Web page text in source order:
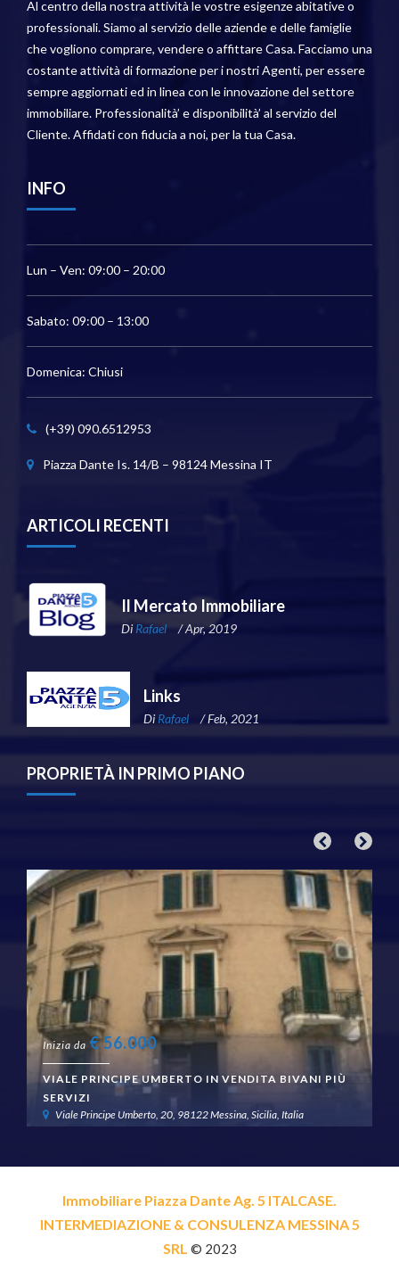
Al centro della nostra attività le vostre esigenze abitative o
professionali. Siamo al servizio delle aziende e delle famiglie
che vogliono comprare, vendere o affittare Casa. Facciamo una
costante attività di formazione per i nostri Agenti, per essere
sempre aggiornati ed in linea con le innovazione del settore
immobiliare. Professionalità’ e disponibilità’ al servizio del
Cliente. Affidati con fiducia a noi, per la tua Casa.
INFO
Lun – Ven: 09:00 – 20:00
Sabato: 09:00 – 13:00
Domenica: Chiusi
(+39) 090.6512953
Piazza Dante Is. 14/B – 98124 Messina IT
ARTICOLI RECENTI
Il Mercato Immobiliare
Di Rafael / Apr, 2019
Links
DiRafael / Feb, 2021
PROPRIETÀ IN PRIMO PIANO
Inizia da €56.000
VIALE PRINCIPE UMBERTO IN VENDITA BIVANI PIÙ
SERVIZI
Viale Principe Umberto, 20, 98122 Messina, Sicilia, Italia
Immobiliare Piazza Dante Ag. 5 ITALCASE.
INTERMEDIAZIONE & CONSULENZA MESSINA 5
SRL © 2023